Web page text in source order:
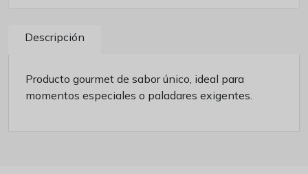
Descripción
Producto gourmet de sabor único, ideal para
momentos especiales o paladares exigentes.